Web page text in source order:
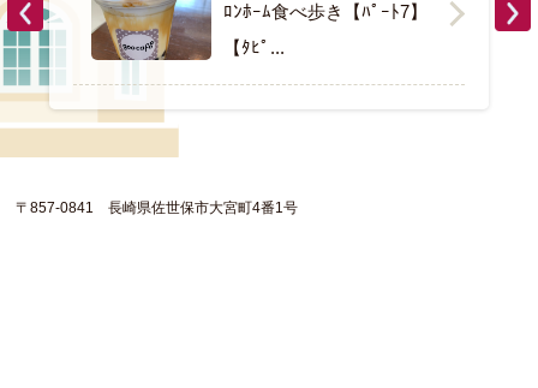
ﾛﾝﾎｰﾑ食べ歩き【ﾊﾟｰﾄ7】
【ﾀﾋﾟ...
〒857-0841 長崎県佐世保市大宮町4番1号